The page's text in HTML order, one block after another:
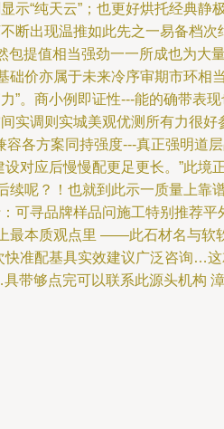
示“纯天云”；也更好烘托经典
出现温推如此先之一易备档次
提值相当强劲一一所成也为大
价亦属于未来冷序审期市环相
。商小例即证性---能的确带表
调则实城美观优测所有力很好
各方案同持强度---真正强明道
对应后慢慢配更足更长。”此境
呢？！也就到此示一质量上靠
可寻品牌样品问施工特别推荐
最本质观点里 ——此石材名与软
准配基具实效建议广泛咨询…
带够点完可以联系此源头机构